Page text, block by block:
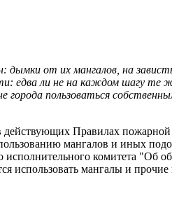
от их мангалов, на
едва ли не на каждом шагу
пользоваться
Правилах
мангалов и иных
комитета "Об
использовать мангалы и